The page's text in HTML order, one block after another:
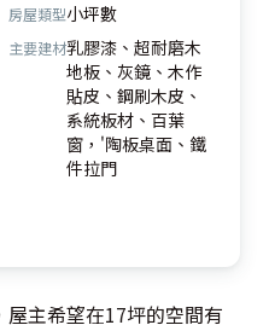
房屋類型小坪數
主要建材乳膠漆、超耐磨木
地板、灰鏡、木作
貼皮、鋼刷木皮、
系統板材、百葉
窗，'陶板桌面、鐵
件拉門
主希望在17坪的空間有